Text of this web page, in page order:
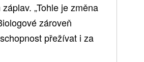
„Tohle je změna
zároveň
přežívat i za